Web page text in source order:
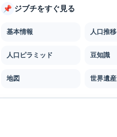
📌 ジブチをすぐ見る
基本情報 人口推移
人口ピラミッド 豆知識
地図 世界遺産